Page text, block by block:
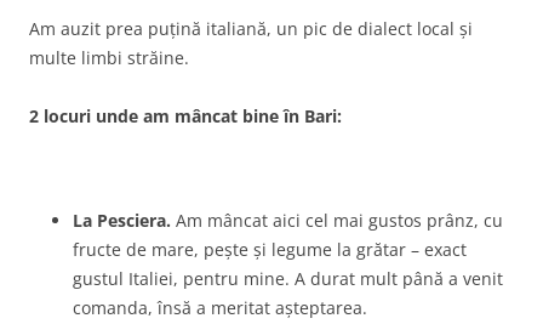
Am auzit prea puțină italiană, un pic de dialect local și
multe limbi străine.
2 locuri unde am mâncat bine în Bari:
La Pesciera. Am mâncat aici cel mai gustos prânz, cu
fructe de mare, pește și legume la grătar – exact
gustul Italiei, pentru mine. A durat mult până a venit
comanda, însă a meritat așteptarea.